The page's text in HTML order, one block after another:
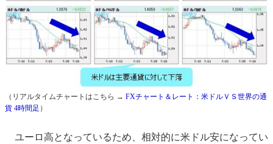
（リアルタイムチャートはこちら → FXチャート＆レート：米ドルＶＳ世界の通
貨 4時間足 ）
ユーロ高となっているため、相対的に米ドル安になってい